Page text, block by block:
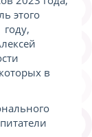
этого
году,
в